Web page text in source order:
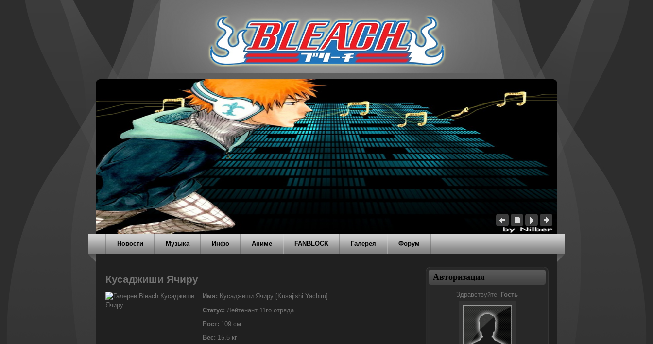
Новости Музыка Инфо Аниме FANBLOCK Галерея Форум
Кусаджиши Ячиру
Имя: Кусаджиши Ячиру [Kusajishi Yachiru]
Статус: Лейтенант 11го отряда
Рост: 109 см
Вес: 15.5 кг
Авторизация
Здравствуйте: Гость